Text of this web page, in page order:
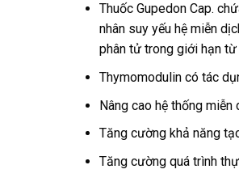
Thuốc Gupedon Cap.
nhân suy yếu hệ miễn
phân tử trong giới hạn từ
Thymomodulin có tác
Nâng cao hệ thống miễn
Tăng cường khả năng
Tăng cường quá trình